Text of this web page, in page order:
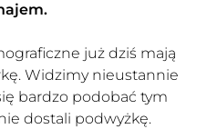
już dziś mają
Widzimy nieustannie
bardzo podobać tym
dostali podwyżkę.